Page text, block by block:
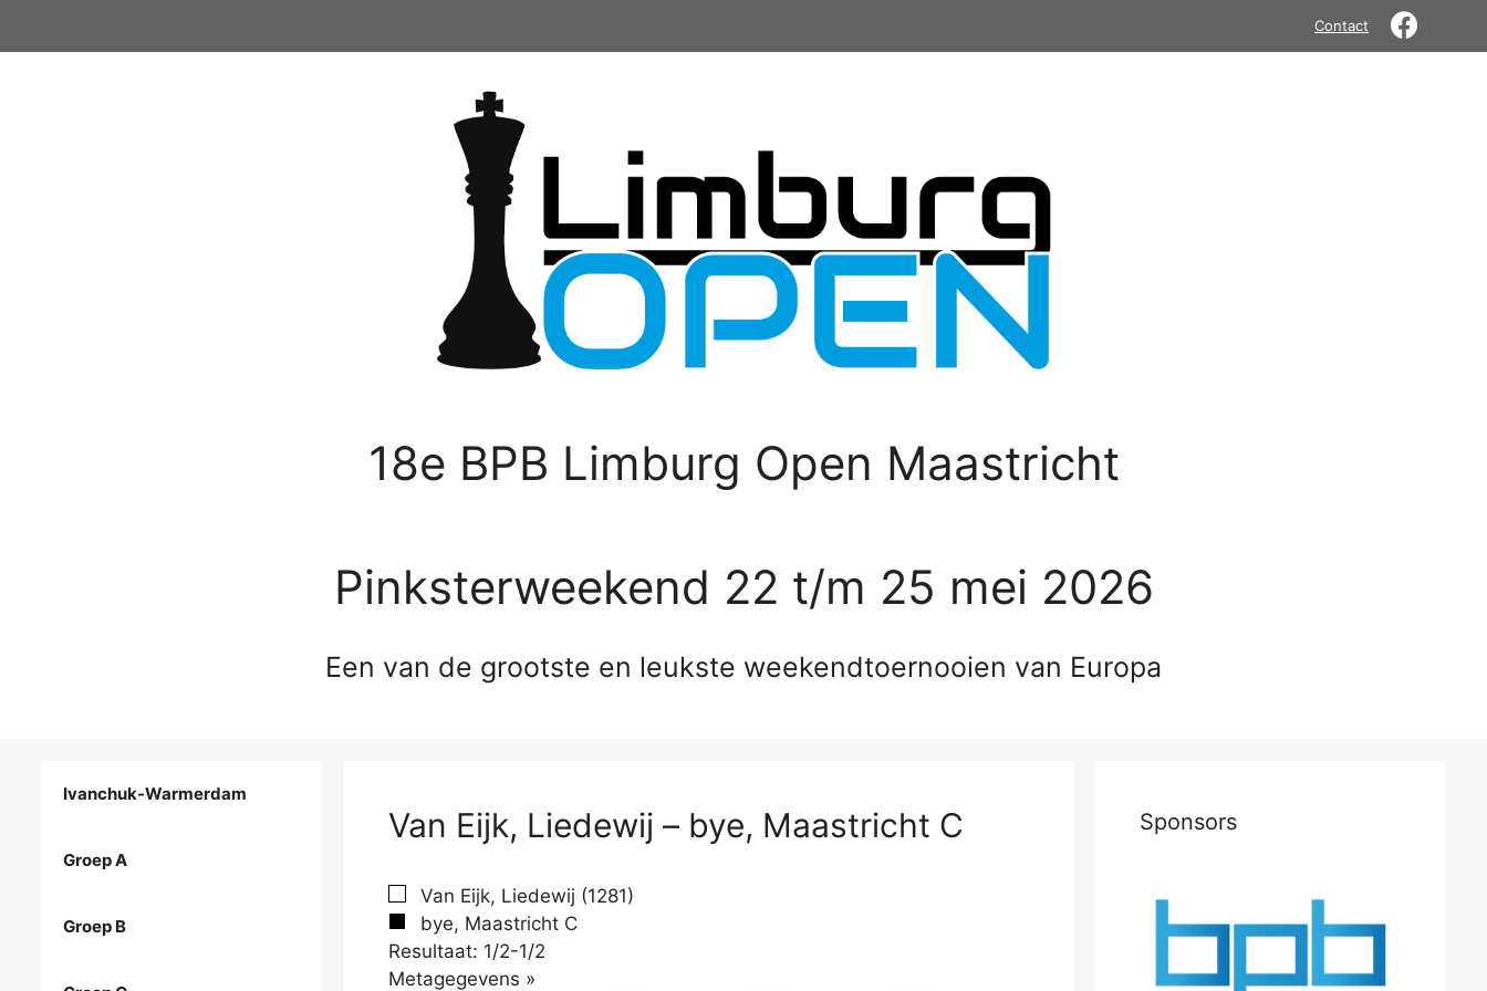
Contact
18e BPB Limburg Open Maastricht
Pinksterweekend 22 t/m 25 mei 2026
Een van de grootste en leukste weekendtoernooien van Europa
Van Eijk, Liedewij – bye, Maastricht C
Van Eijk, Liedewij (1281)
bye, Maastricht C
Resultaat: 1/2-1/2
Metagegevens »
Ivanchuk-Warmerdam
Groep A
Groep B
Sponsors